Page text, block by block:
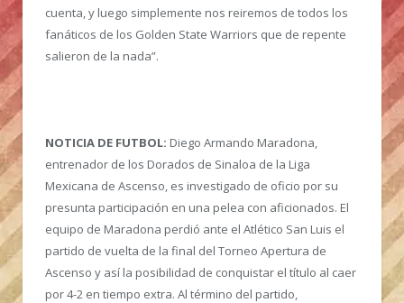
cuenta, y luego simplemente nos reiremos de todos los
fanáticos de los Golden State Warriors que de repente
salieron de la nada”.
NOTICIA DE FUTBOL: Diego Armando Maradona,
entrenador de los Dorados de Sinaloa de la Liga
Mexicana de Ascenso, es investigado de oficio por su
presunta participación en una pelea con aficionados. El
equipo de Maradona perdió ante el Atlético San Luis el
partido de vuelta de la final del Torneo Apertura de
Ascenso y así la posibilidad de conquistar el título al caer
por 4-2 en tiempo extra. Al término del partido,